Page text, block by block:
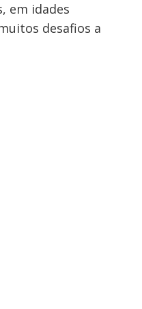
em idades
desafios a